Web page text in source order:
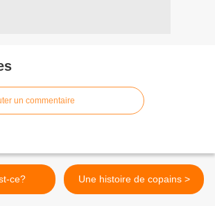
un commentaire
ce? Une histoire de copains >